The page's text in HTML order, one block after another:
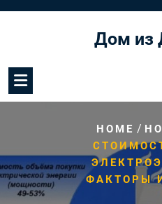
Дом из
HOME /
ФАКТОРЫ